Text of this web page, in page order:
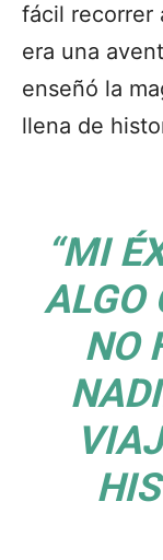
fácil recorrer
era una
enseñó la
llena de
“MI
ALGO
NO